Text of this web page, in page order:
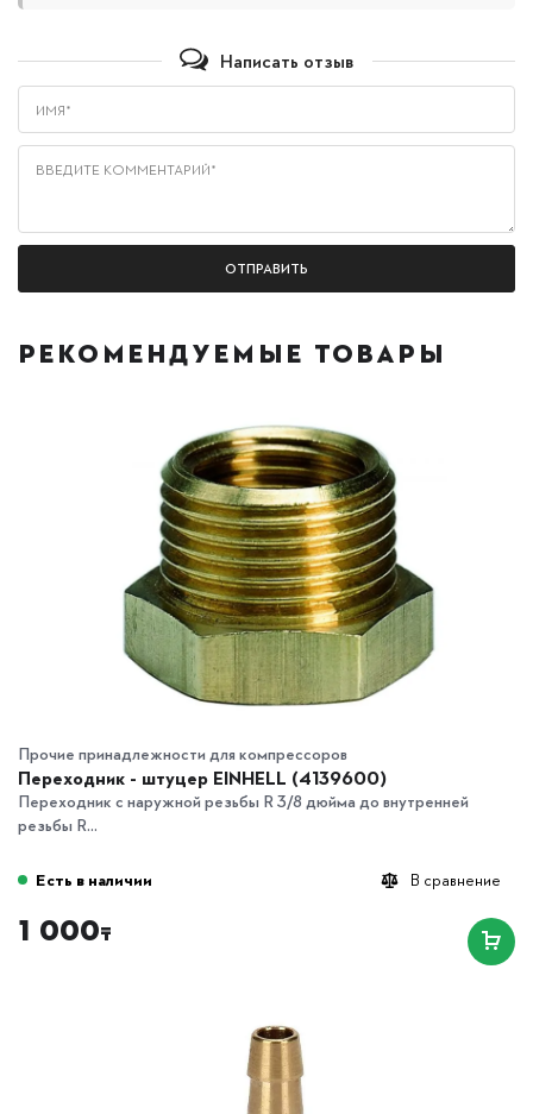
Написать отзыв
Имя*
Введите комментарий*
РЕКОМЕНДУЕМЫЕ ТОВАРЫ
Прочие принадлежности для компрессоров
Переходник - штуцер EINHELL (4139600)
Переходник с наружной резьбы R 3/8 дюйма до внутренней
резьбы R...
В сравнение
Есть в наличии
1 000₸